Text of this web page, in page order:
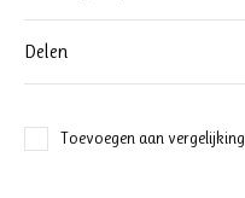
Delen
Toevoegen aan vergelijking